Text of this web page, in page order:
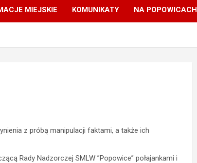
MIEJSKIE KOMUNIKATY NA POPOWICACH
z próbą manipulacji faktami, a także ich
Rady Nadzorczej SMLW ”Popowice” połajankami i